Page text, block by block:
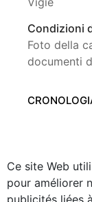
Condizioni
Foto della
documenti
Ce site Web
pour améliorer
publicités liées